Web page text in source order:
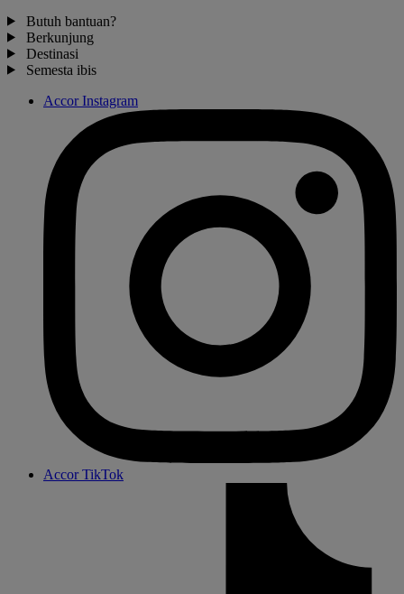
Butuh bantuan?
Berkunjung
Destinasi
Semesta ibis
Accor Instagram
Accor TikTok